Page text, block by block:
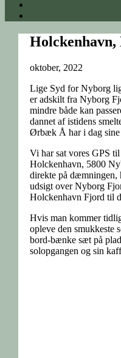
Holckenhavn,
oktober, 2022
Lige Syd for Nyborg
er adskilt fra Nyborg
mindre både kan
dannet af istidens
Ørbæk Å har i dag
Vi har sat vores GPS
Holckenhavn, 5800
direkte på dæmningen,
udsigt over Nyborg
Holckenhavn Fjord til
Hvis man kommer
opleve den smukkeste
bord-bænke sæt på
solopgangen og sin